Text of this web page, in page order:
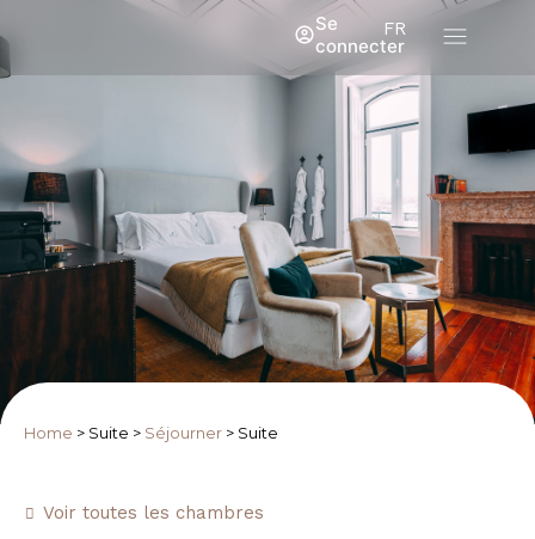
FR
Se
connecter
Home > Suite > Séjourner > Suite
Voir toutes les chambres